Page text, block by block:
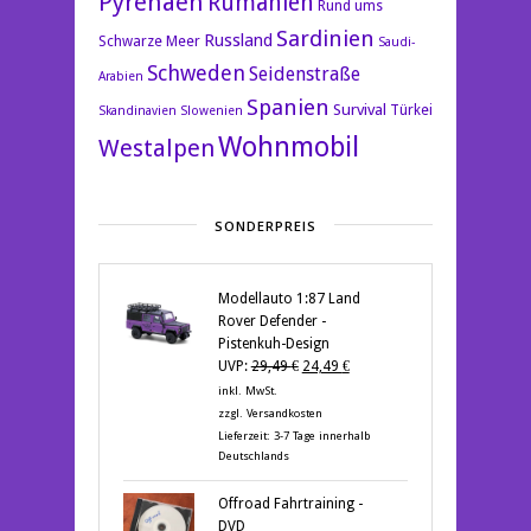
Rund ums
Schwarze Meer Russland Sardinien Saudi-
Arabien Schweden Seidenstraße
Skandinavien Slowenien Spanien Survival Türkei
WestalpenWohnmobil
SONDERPREIS
Modellauto 1:87 Land
Rover Defender -
Pistenkuh-Design
UVP: 29,49€ Ursprünglicher
war:
29,49 €
24,49 €Aktueller
24,49 €.
inkl. MwSt.
zzgl. Versandkosten
Lieferzeit: 3-7 Tage innerhalb
Deutschlands
Offroad Fahrtraining -
DVD